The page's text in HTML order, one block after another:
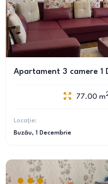
Apartament 3 camere 1
77.00 m
Locație:
Buzău, 1 Decembrie